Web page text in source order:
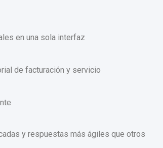
en una sola interfaz
de facturación y servicio
y respuestas más ágiles que otros